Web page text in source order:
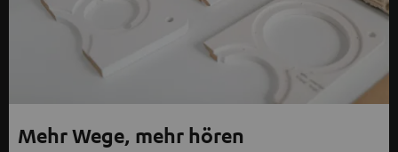
Mehr Wege, mehr hören